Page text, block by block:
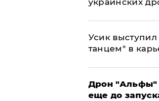
украинских
Усик
танцем" в
Дрон "Альфы"
еще до